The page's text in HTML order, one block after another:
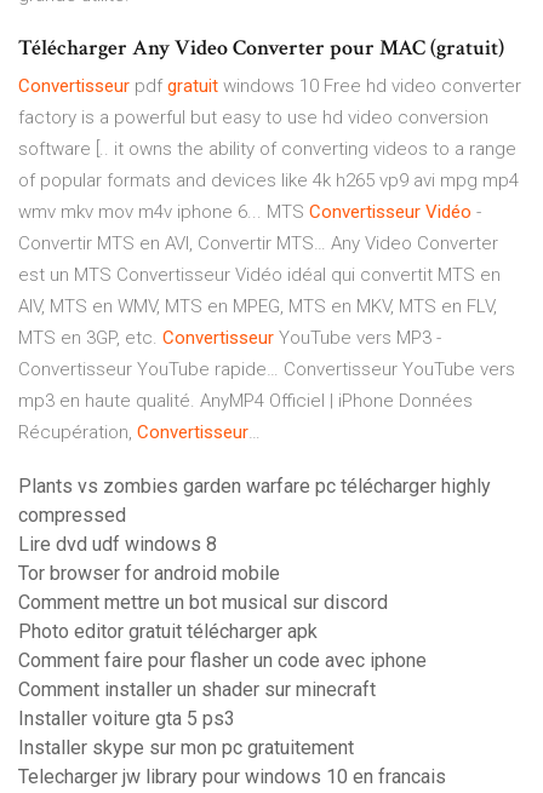
Télécharger Any Video Converter pour MAC (gratuit)
Convertisseur pdfgratuit windows 10 Free hd video converter
factory is a powerful but easy to use hd video conversion
software [.. it owns the ability of converting videos to a range
of popular formats and devices like 4k h265 vp9 avi mpg mp4
wmv mkv mov m4v iphone 6... MTS Convertisseur Vidéo -
Convertir MTS en AVI, Convertir MTS… Any Video Converter
est un MTS Convertisseur Vidéo idéal qui convertit MTS en
AIV, MTS en WMV, MTS en MPEG, MTS en MKV, MTS en FLV,
MTS en 3GP, etc. Convertisseur YouTube vers MP3 -
Convertisseur YouTube rapide… Convertisseur YouTube vers
mp3 en haute qualité. AnyMP4 Officiel | iPhone Données
Récupération, Convertisseur…
Plants vs zombies garden warfare pc télécharger highly
compressed
Lire dvd udf windows 8
Tor browser for android mobile
Comment mettre un bot musical sur discord
Photo editor gratuit télécharger apk
Comment faire pour flasher un code avec iphone
Comment installer un shader sur minecraft
Installer voiture gta 5 ps3
Installer skype sur mon pc gratuitement
Telecharger jw library pour windows 10 en francais